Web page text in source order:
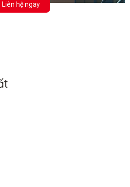
Liên hệ ngay